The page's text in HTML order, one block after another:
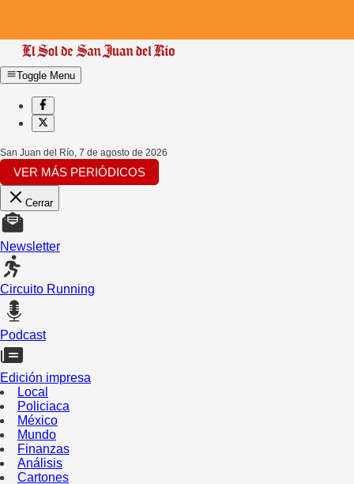
Toggle Menu
San Juan del Río, 7 de agosto de 2026
VER MÁS PERIÓDICOS
Cerrar
Newsletter
Circuito Running
Podcast
Edición impresa
Local
Policiaca
México
Mundo
Finanzas
Análisis
Cartones